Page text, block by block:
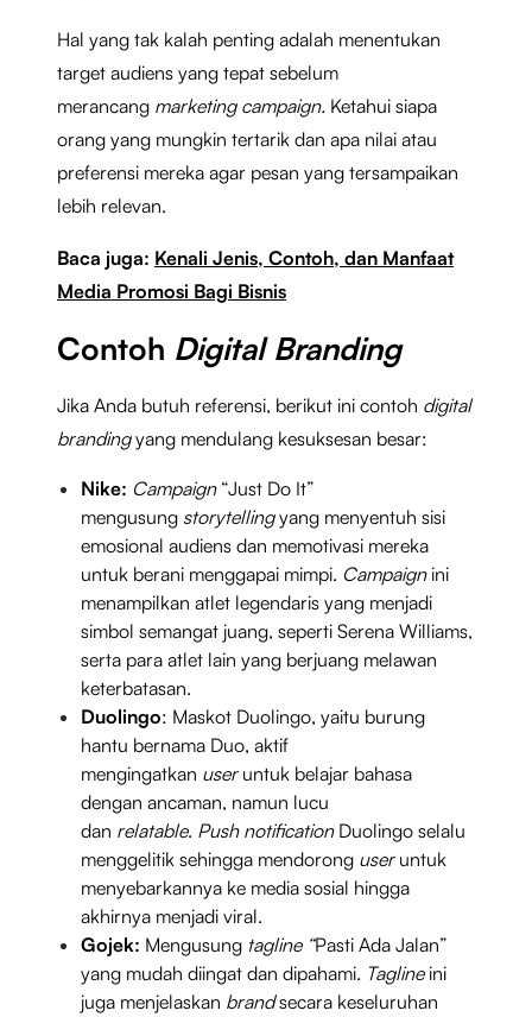
Hal yang tak kalah penting adalah menentukan
target audiens yang tepat sebelum
merancang marketing campaign. Ketahui siapa
orang yang mungkin tertarik dan apa nilai atau
preferensi mereka agar pesan yang tersampaikan
lebih relevan.
Baca juga: Kenali Jenis, Contoh, dan Manfaat
Media Promosi Bagi Bisnis
Contoh Digital Branding
Jika Anda butuh referensi, berikut ini contoh digital
brandingyang mendulang kesuksesan besar:
Nike: Campaign “Just Do It”
mengusung storytellingyang menyentuh sisi
emosional audiens dan memotivasi mereka
untuk berani menggapai mimpi. Campaign ini
menampilkan atlet legendaris yang menjadi
simbol semangat juang, seperti Serena Williams,
serta para atlet lain yang berjuang melawan
keterbatasan.
Duolingo: Maskot Duolingo, yaitu burung
hantu bernama Duo, aktif
mengingatkan user untuk belajar bahasa
dengan ancaman, namun lucu
dan relatable. Push notification Duolingo selalu
menggelitik sehingga mendorong user untuk
menyebarkannya ke media sosial hingga
akhirnya menjadi viral.
Gojek: Mengusung tagline “Pasti Ada Jalan”
yang mudah diingat dan dipahami. Tagline ini
juga menjelaskan brandsecara keseluruhan